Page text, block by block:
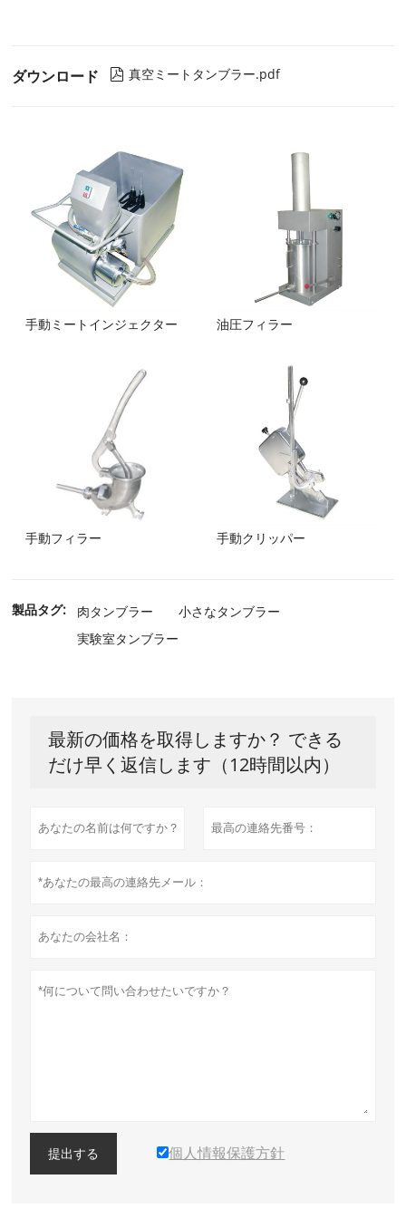
ダウンロード  真空ミートタンブラー.pdf
手動ミートインジェクター 油圧フィラー
手動フィラー 手動クリッパー
製品タグ: 肉タンブラー
小さなタンブラー
実験室タンブラー
最新の価格を取得しますか？ できる
だけ早く返信します（12時間以内）
提出する 個人情報保護方針